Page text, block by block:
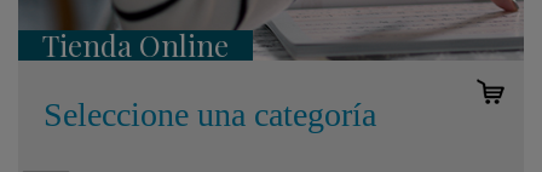
Tienda Online
Seleccione una categoría